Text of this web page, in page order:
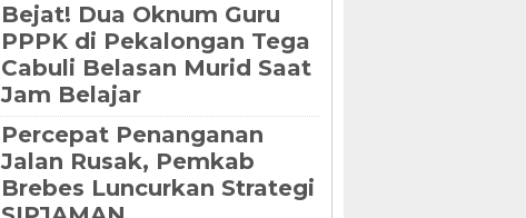
Bejat! Dua Oknum Guru
PPPK di Pekalongan Tega
Cabuli Belasan Murid Saat
Jam Belajar
Percepat Penanganan
Jalan Rusak, Pemkab
Brebes Luncurkan Strategi